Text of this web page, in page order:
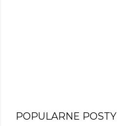
POPULARNE POSTY